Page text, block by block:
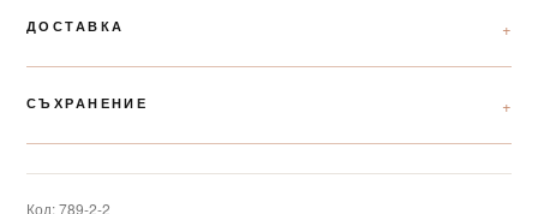
ДОСТАВКА
СЪХРАНЕНИЕ
Код:789-2-2